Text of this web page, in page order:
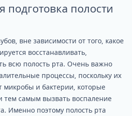
подготовка полости
вне зависимости от того, какое
восстанавливать,
всю полость рта. Очень важно
процессы, поскольку их
микробы и бактерии, которые
тем самым вызвать воспаление
Именно поэтому полость рта